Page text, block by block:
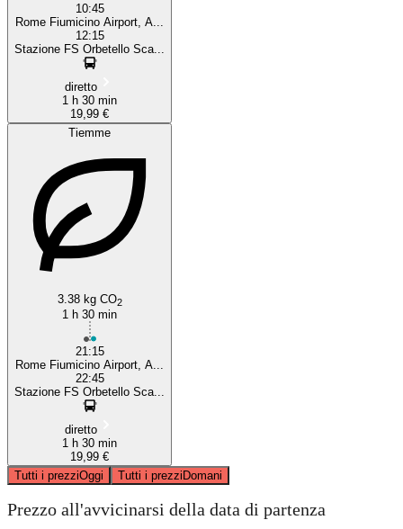
10:45
Rome Fiumicino Airport, A...
12:15
Stazione FS Orbetello Sca...
diretto
1 h 30 min
19,99 €
Tiemme
3.38 kg CO2
1 h 30 min
21:15
Rome Fiumicino Airport, A...
22:45
Stazione FS Orbetello Sca...
diretto
1 h 30 min
19,99 €
Tutti i prezziOggi Tutti i prezziDomani
Prezzo all'avvicinarsi della data di partenza